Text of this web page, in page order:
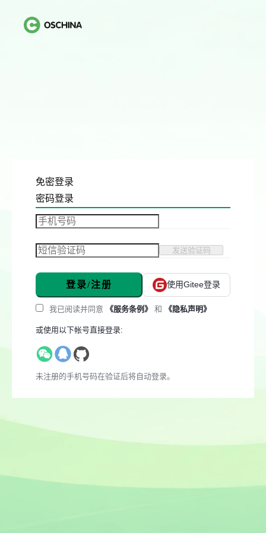
免密登录
密码登录
发送验证码
登录/注册 使用Gitee登录
我已阅读并同意 《服务条例》 和 《隐私声明》
或使用以下帐号直接登录:
未注册的手机号码在验证后将自动登录。